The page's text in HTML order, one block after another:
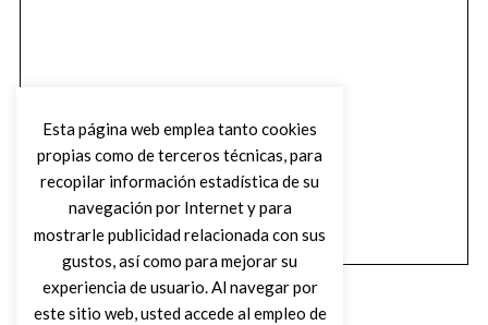
Esta página web emplea tanto cookies
propias como de terceros técnicas, para
recopilar información estadística de su
navegación por Internet y para
mostrarle publicidad relacionada con sus
gustos, así como para mejorar su
experiencia de usuario. Al navegar por
este sitio web, usted accede al empleo de